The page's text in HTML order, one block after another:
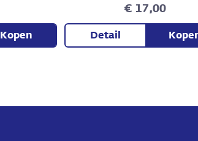
Kopen
€ 17,00
Detail